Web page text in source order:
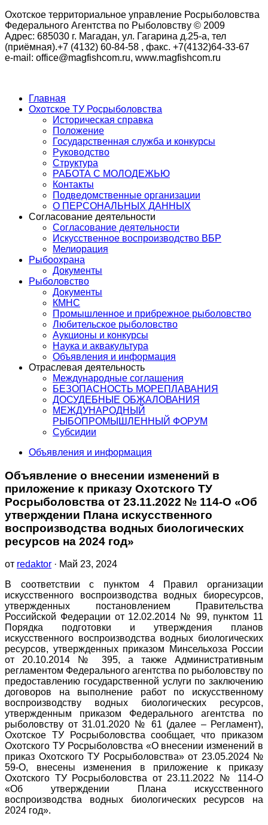
Охотское территориальное управление Росрыболовства
Федерального Агентства по Рыболовству © 2009
Адрес: 685030 г. Магадан, ул. Гагарина д.25-а, тел
(приёмная).+7 (4132) 60-84-58 , факс. +7(4132)64-33-67
e-mail: office@magfishcom.ru, www.magfishcom.ru
Главная
Охотское ТУ Росрыболовства
Историческая справка
Положение
Государственная служба и конкурсы
Руководство
Структура
РАБОТА С МОЛОДЕЖЬЮ
Контакты
Подведомственные организации
О ПЕРСОНАЛЬНЫХ ДАННЫХ
Согласование деятельности
Согласование деятельности
Искусственное воспроизводство ВБР
Мелиорация
Рыбоохрана
Документы
Рыболовство
Документы
КМНС
Промышленное и прибрежное рыболовство
Любительское рыболовство
Аукционы и конкурсы
Наука и аквакультура
Объявления и информация
Отраслевая деятельность
Международные соглашения
БЕЗОПАСНОСТЬ МОРЕПЛАВАНИЯ
ДОСУДЕБНЫЕ ОБЖАЛОВАНИЯ
МЕЖДУНАРОДНЫЙ
РЫБОПРОМЫШЛЕННЫЙ ФОРУМ
Субсидии
Объявления и информация
Объявление о внесении изменений в
приложение к приказу Охотского ТУ
Росрыболовства от 23.11.2022 № 114-О «Об
утверждении Плана искусственного
воспроизводства водных биологических
ресурсов на 2024 год»
от redaktor · Май 23, 2024
В соответствии с пунктом 4 Правил организации
искусственного воспроизводства водных биоресурсов,
утвержденных постановлением Правительства
Российской Федерации от 12.02.2014 № 99, пунктом 11
Порядка подготовки и утверждения планов
искусственного воспроизводства водных биологических
ресурсов, утвержденных приказом Минсельхоза России
от 20.10.2014 № 395, а также Административным
регламентом Федерального агентства по рыболовству по
предоставлению государственной услуги по заключению
договоров на выполнение работ по искусственному
воспроизводству водных биологических ресурсов,
утвержденным приказом Федерального агентства по
рыболовству от 31.01.2020 № 61 (далее – Регламент),
Охотское ТУ Росрыболовства сообщает, что приказом
Охотского ТУ Росрыболовства «О внесении изменений в
приказ Охотского ТУ Росрыболовства» от 23.05.2024 №
59-О, внесены изменения в приложение к приказу
Охотского ТУ Росрыболовства от 23.11.2022 № 114-О
«Об утверждении Плана искусственного
воспроизводства водных биологических ресурсов на
2024 год».